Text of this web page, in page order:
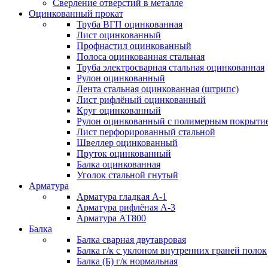
Сверление отверстий в металле
Оцинкованный прокат
Труба ВГП оцинкованная
Лист оцинкованный
Профнастил оцинкованный
Полоса оцинкованная стальная
Труба электросварная стальная оцинкованная
Рулон оцинкованный
Лента стальная оцинкованная (штрипс)
Лист рифлёный оцинкованный
Круг оцинкованный
Рулон оцинкованный с полимерным
Лист перфорированный стальной
Швеллер оцинкованный
Пруток оцинкованный
Балка оцинкованная
Уголок стальной гнутый
Арматура
Арматура гладкая А-1
Арматура рифлёная А-3
Арматура АТ800
Балка
Балка сварная двутавровая
Балка г/к с уклоном внутренних граней полок
Балка (Б) г/к нормальная